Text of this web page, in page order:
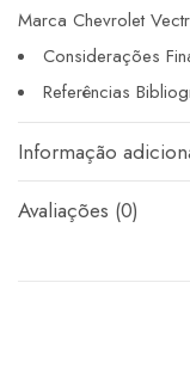
Marca Chevrolet
Considerações
Referências
Informação
Avaliações (0)